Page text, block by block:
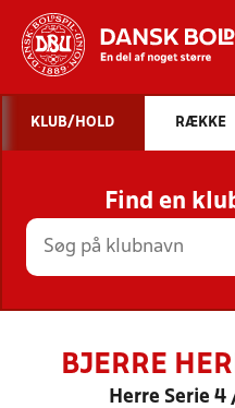
STILLINGER,
KLUB/HOLD RÆKKE
Find en
BJERRE
Herre Serie